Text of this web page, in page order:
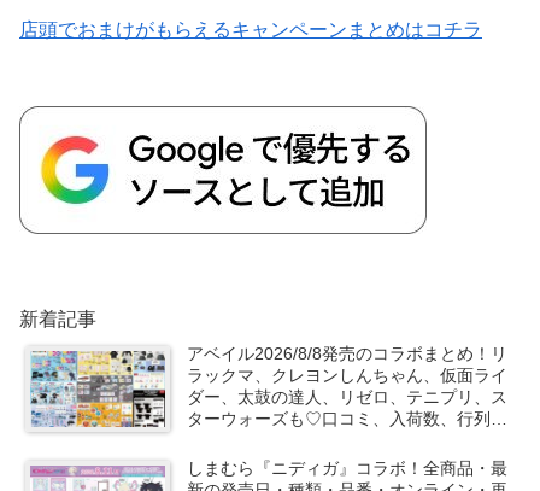
店頭でおまけがもらえるキャンペーンまとめはコチラ
新着記事
アベイル2026/8/8発売のコラボまとめ！リ
ラックマ、クレヨンしんちゃん、仮面ライ
ダー、太鼓の達人、リゼロ、テニプリ、ス
ターウォーズも♡口コミ、入荷数、行列、
しまむら『ニディガ』コラボ！全商品・最